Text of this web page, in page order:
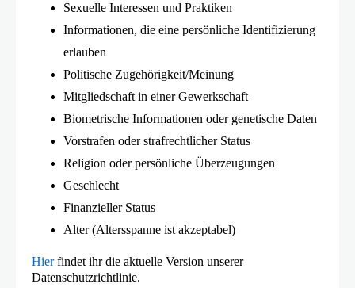
Sexuelle Interessen und Praktiken
Informationen, die eine persönliche Identifizierung
erlauben
Politische Zugehörigkeit/Meinung
Mitgliedschaft in einer Gewerkschaft
Biometrische Informationen oder genetische Daten
Vorstrafen oder strafrechtlicher Status
Religion oder persönliche Überzeugungen
Geschlecht
Finanzieller Status
Alter (Altersspanne ist akzeptabel)
Hierfindet ihr die aktuelle Version unserer
Datenschutzrichtlinie.